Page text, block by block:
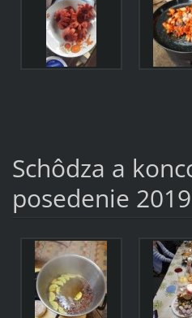
Schôdza a
posedenie 2019